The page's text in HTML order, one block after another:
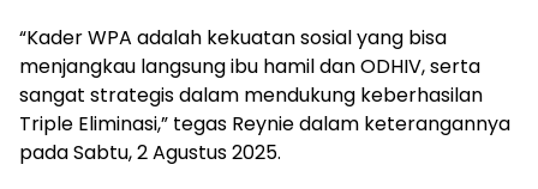
“Kader WPA adalah kekuatan sosial yang bisa
menjangkau langsung ibu hamil dan ODHIV, serta
sangat strategis dalam mendukung keberhasilan
Triple Eliminasi,” tegas Reynie dalam keterangannya
pada Sabtu, 2 Agustus 2025.